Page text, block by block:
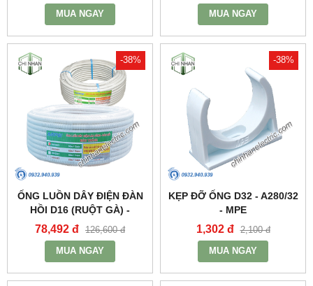
MUA NGAY MUA NGAY
-38%
ỐNG LUỒN DÂY ĐIỆN ĐÀN
HỒI D16 (RUỘT GÀ) -
A9016CT - MPE
78,492 đ 126,600 đ
MUA NGAY
-38%
KẸP ĐỠ ỐNG D32 - A280/32
- MPE
1,302 đ 2,100 đ
MUA NGAY